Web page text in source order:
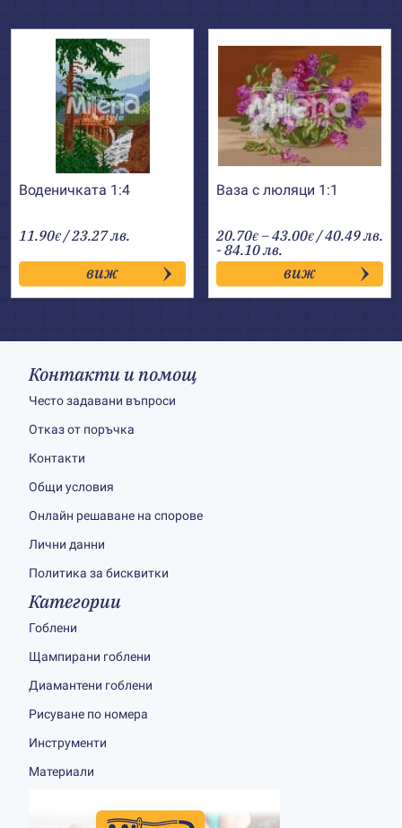
Воденичката 1:4
11.90€ / 23.27 лв.
виж
Ваза с люляци 1:1
20.70€ –43.00€Price
range:
20.70€
through
43.00€
/ 40.49 лв.
- 84.10 лв.
виж
Контакти и помощ
Често задавани въпроси
Отказ от поръчка
Контакти
Общи условия
Онлайн решаване на спорове
Лични данни
Политика за бисквитки
Категории
Гоблени
Щампирани гоблени
Диамантени гоблени
Рисуване по номера
Инструменти
Материали